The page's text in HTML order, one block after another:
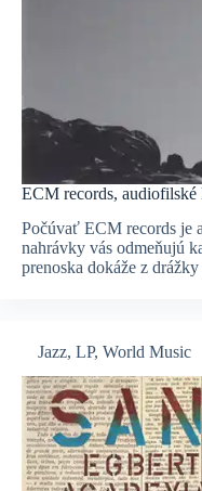
ECM records, audiofilské
Počúvať ECM records je
nahrávky vás odmeňujú
prenoska dokáže z
Jazz, LP, World Music